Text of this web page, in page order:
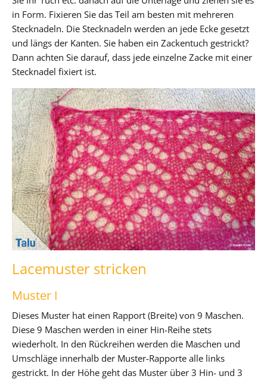
in Form. Fixieren Sie das Teil am besten mit mehreren
Stecknadeln. Die Stecknadeln werden an jede Ecke gesetzt
und längs der Kanten. Sie haben ein Zackentuch gestrickt?
Dann achten Sie darauf, dass jede einzelne Zacke mit einer
Stecknadel fixiert ist.
Lacemuster stricken
Muster I
Dieses Muster hat einen Rapport (Breite) von 9 Maschen.
Diese 9 Maschen werden in einer Hin-Reihe stets
wiederholt. In den Rückreihen werden die Maschen und
Umschläge innerhalb der Muster-Rapporte alle links
gestrickt. In der Höhe geht das Muster über 3 Hin- und 3